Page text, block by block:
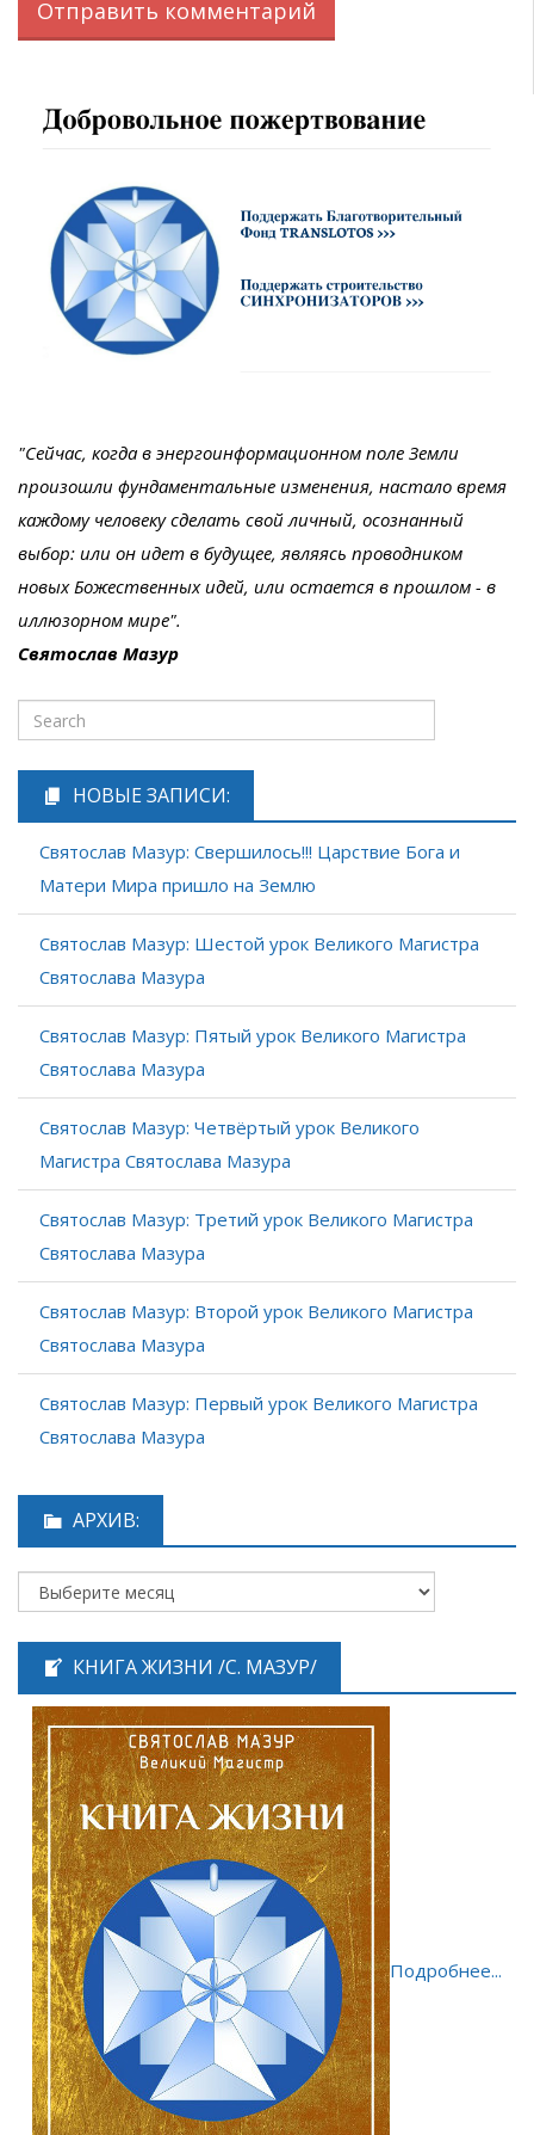
"Сейчас, когда в энергоинформационном поле Земли
произошли фундаментальные изменения, настало время
каждому человеку сделать свой личный, осознанный
выбор: или он идет в будущее, являясь проводником
новых Божественных идей, или остается в прошлом - в
иллюзорном мире".
Святослав Мазур
НОВЫЕ ЗАПИСИ:
Святослав Мазур: Свершилось!!! Царствие Бога и
Матери Мира пришло на Землю
Святослав Мазур: Шестой урок Великого Магистра
Святослава Мазура
Святослав Мазур: Пятый урок Великого Магистра
Святослава Мазура
Святослав Мазур: Четвёртый урок Великого
Магистра Святослава Мазура
Святослав Мазур: Третий урок Великого Магистра
Святослава Мазура
Святослав Мазур: Второй урок Великого Магистра
Святослава Мазура
Святослав Мазур: Первый урок Великого Магистра
Святослава Мазура
АРХИВ:
КНИГА ЖИЗНИ /С. МАЗУР/
Подробнее...